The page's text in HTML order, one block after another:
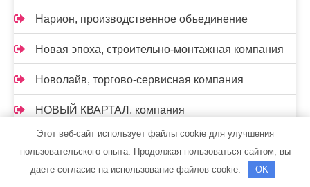
Нарион, производственное объединение
Новая эпоха, строительно-монтажная компания
Новолайв, торгово-сервисная компания
НОВЫЙ КВАРТАЛ, компания
Нон-Стоп
Нон-Стоп, монтажная компания
Этот веб-сайт использует файлы cookie для улучшения
пользовательского опыта. Продолжая пользоваться сайтом, вы
даете согласие на использование файлов cookie.
OK